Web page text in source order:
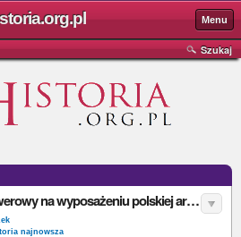
Menu
Szukaj
Granatnik rewolwerowy na wyposażeniu polskiej armii?
najnowsza